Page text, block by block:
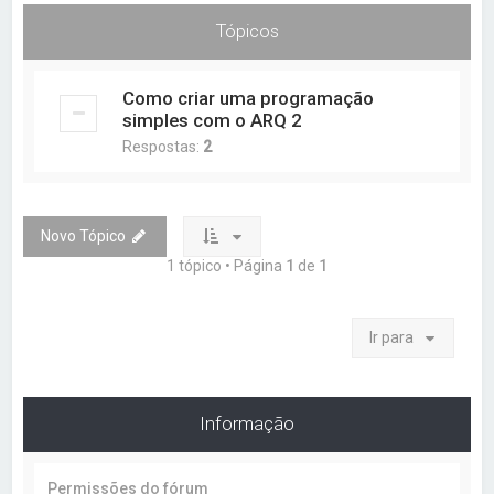
a
Tópicos
Como criar uma programação
simples com o ARQ 2
Respostas: 2
Novo Tópico
1 tópico • Página 1 de 1
Ir para
Informação
Permissões do fórum